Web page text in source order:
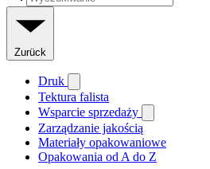
Zurück
Druk
Tektura falista
Wsparcie sprzedaży
Zarządzanie jakością
Materiały opakowaniowe
Opakowania od A do Z